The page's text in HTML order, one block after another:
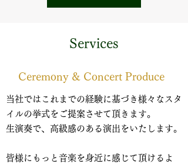
Services
Ceremony & Concert Produce
当社ではこれまでの経験に基づき様々なスタ
イルの挙式をご提案させて頂きます。
生演奏で、高級感のある演出をいたします。
皆様にもっと音楽を身近に感じて頂けるよ